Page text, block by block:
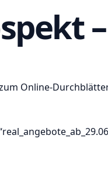
Online-